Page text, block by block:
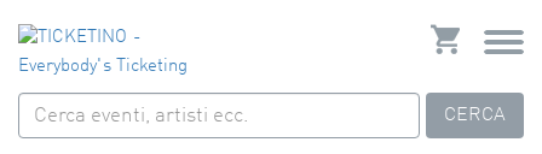
CERCA